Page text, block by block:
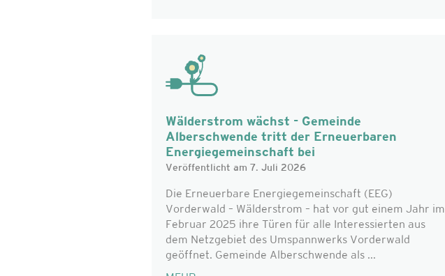
Wälderstrom wächst - Gemeinde
Alberschwende tritt der Erneuerbaren
Energiegemeinschaft bei
Veröffentlicht am 7. Juli 2026
Die Erneuerbare Energiegemeinschaft (EEG)
Vorderwald – Wälderstrom – hat vor gut einem Jahr im
Februar 2025 ihre Türen für alle Interessierten aus
dem Netzgebiet des Umspannwerks Vorderwald
geöffnet. Gemeinde Alberschwende als ...